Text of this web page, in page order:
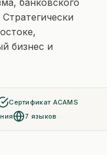
банковского
бизнес и
Сертификат ACAMS
7 языков